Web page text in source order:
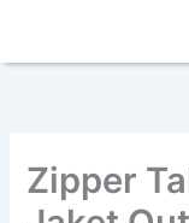
content
Zipper